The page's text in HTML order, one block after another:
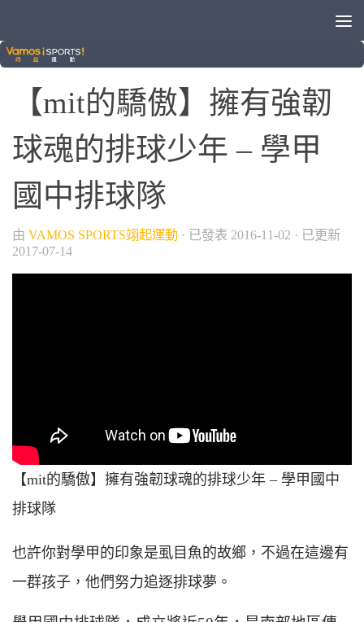
MIT的驕傲 /
【mit的驕傲】擁有強韌
球魂的排球少年 – 學甲
國中排球隊
由 VAMOS SPORTS翊起運動 · 已發表 2016-11-02 · 已更新
2017-07-14
【mit的驕傲】擁有強韌球魂的排球少年 – 學甲國中
排球隊
也許你對學甲的印象是虱目魚的故鄉，不過在這邊有
一群孩子，他們努力追逐排球夢。